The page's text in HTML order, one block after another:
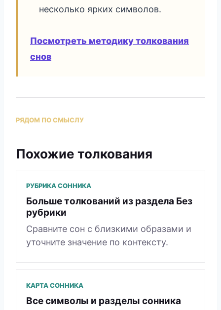
несколько ярких символов.
Посмотреть методику толкования
снов
РЯДОМ ПО СМЫСЛУ
Похожие толкования
РУБРИКА СОННИКА
Больше толкований из раздела Без
рубрики
Сравните сон с близкими образами и
уточните значение по контексту.
КАРТА СОННИКА
Все символы и разделы сонника